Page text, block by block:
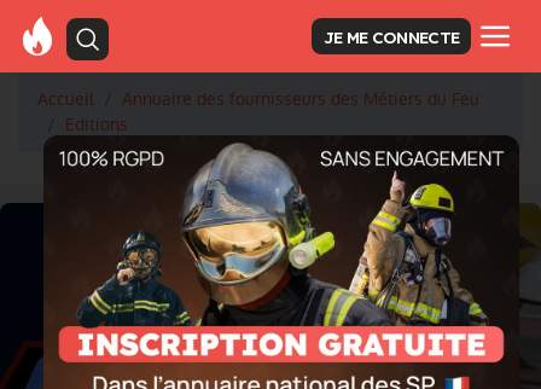
JE ME CONNECTE
Accueil
Annuaire des fournisseurs des Métiers du Feu
Editions